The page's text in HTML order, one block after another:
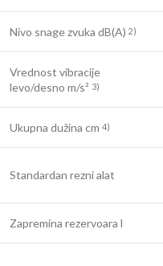
Nivo snage zvuka dB(A) 2)
Vrednost vibracije
levo/desno m/s² 3)
Ukupna dužina cm 4)
Standardan rezni alat
Zapremina rezervoara l